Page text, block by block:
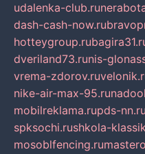
udalenka-club.ru
dash-cash-now.ru
hotteygroup.ru
dveriland73.runis-
vrema-zdorov.ru
nike-air-max-95.ru
mobilreklama.rupds-nn.ru
spksochi.rushkola-
mosoblfencing.ru